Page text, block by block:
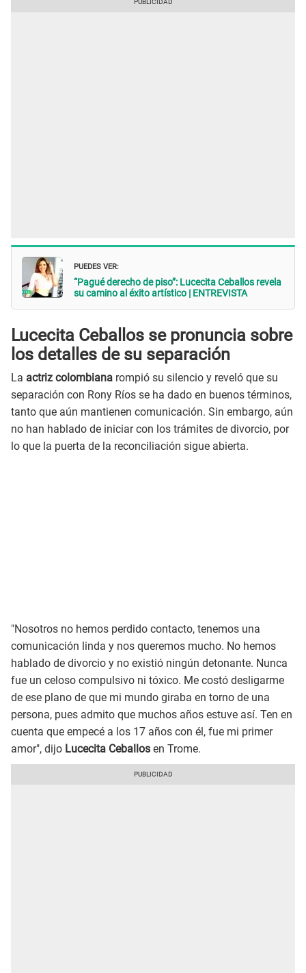
PUEDES VER:
“Pagué derecho de piso”: Lucecita Ceballos revela
su camino al éxito artístico | ENTREVISTA
Lucecita Ceballos se pronuncia sobre
los detalles de su separación
La actriz colombiana rompió su silencio y reveló que su
separación con Rony Ríos se ha dado en buenos términos,
tanto que aún mantienen comunicación. Sin embargo, aún
no han hablado de iniciar con los trámites de divorcio, por
lo que la puerta de la reconciliación sigue abierta.
"Nosotros no hemos perdido contacto, tenemos una
comunicación linda y nos queremos mucho. No hemos
hablado de divorcio y no existió ningún detonante. Nunca
fue un celoso compulsivo ni tóxico. Me costó desligarme
de ese plano de que mi mundo giraba en torno de una
persona, pues admito que muchos años estuve así. Ten en
cuenta que empecé a los 17 años con él, fue mi primer
amor", dijo Lucecita Ceballos en Trome.